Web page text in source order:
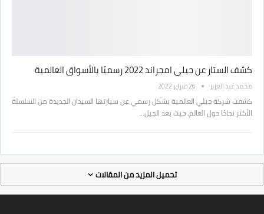
كشف الستار عن جيلي امجراند 2022 رسميًا بالأسواق العالمية
محمد عبد العزيز 26 فبراير 2022
كشفت شركة جيلي العالمية بشكل رسمي عن سيارتها السيدان الجديدة من السلسلة
الأكثر نجاحًا حول العالم، حيث يعد الجيل…
تحميل المزيد من المقالات